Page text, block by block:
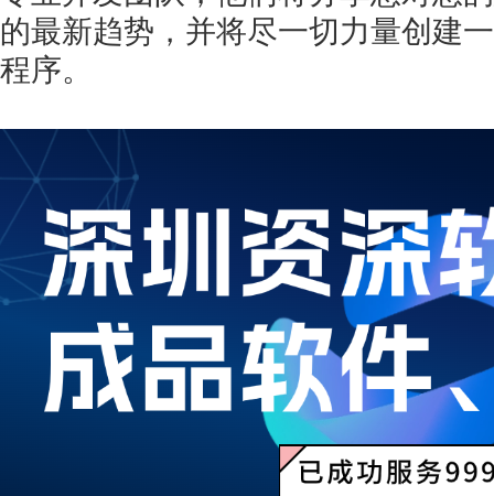
的最新趋势，并将尽一切力量创建
程序。